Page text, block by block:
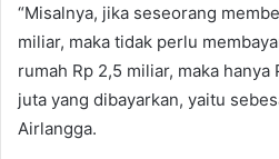
“Misalnya, jika seseorang
miliar, maka tidak perlu
rumah Rp 2,5 miliar, maka
juta yang dibayarkan, yaitu
Airlangga.